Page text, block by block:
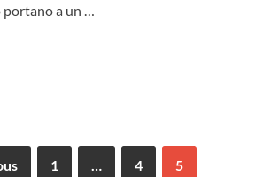
portano a un …
1 … 4 5